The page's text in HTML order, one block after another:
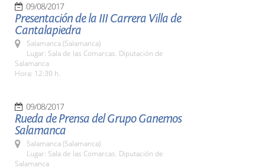
09/08/2017
Presentación de la III Carrera Villa de
Cantalapiedra
Salamanca (Salamanca)
Lugar: Sala de las Comarcas. Diputación de
Salamanca
Hora: 12:30 h.
09/08/2017
Rueda de Prensa del Grupo Ganemos
Salamanca
Salamanca (Salamanca)
Lugar: Sala de las Comarcas. Diputación de
Salamanca